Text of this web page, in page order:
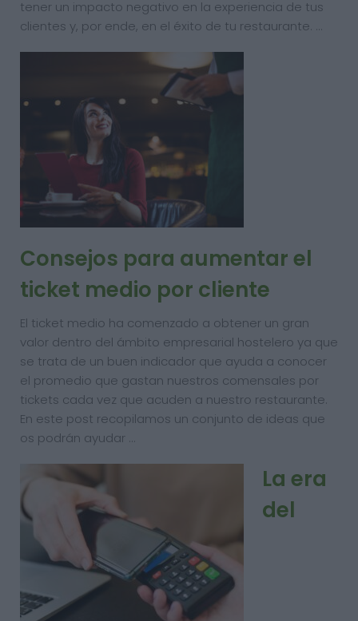
tener un impacto negativo en la experiencia de tus
clientes y, por ende, en el éxito de tu restaurante. …
Consejos para aumentar el
ticket medio por cliente
El ticket medio ha comenzado a obtener un gran
valor dentro del ámbito empresarial hostelero ya que
se trata de un buen indicador que ayuda a conocer
el promedio que gastan nuestros comensales por
tickets cada vez que acuden a nuestro restaurante.
En este post recopilamos un conjunto de ideas que
os podrán ayudar …
La era
del